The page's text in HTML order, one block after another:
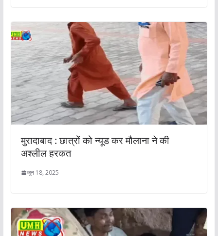
मुरादाबाद : छात्रों को न्यूड कर मौलाना ने की
अश्लील हरकत
जून 18, 2025